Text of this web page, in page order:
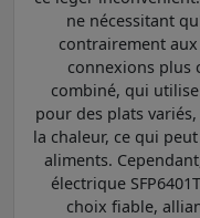
ne nécessitant
contrairement
connexions plus
combiné, qui
pour des plats
la chaleur, ce qui
aliments.
électrique
choix fiable,